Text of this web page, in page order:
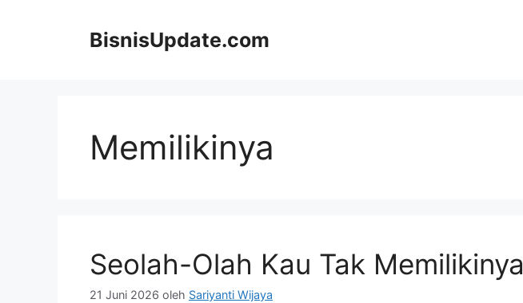
BisnisUpdate.com
Memilikinya
Seolah-Olah Kau Tak Memilikinya
21 Juni 2026 oleh Sariyanti Wijaya